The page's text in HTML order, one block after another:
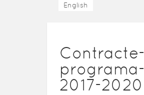
English
Contracte-
programa-
2017-2020